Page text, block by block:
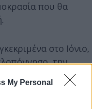
My Personal
που θα
στο Ιόνιο,
την
αυξημένες
στα δυτικά